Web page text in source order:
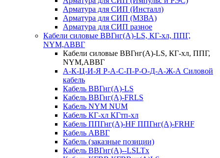
Арматура для СИП (Инсталл)
Арматура для СИП (МЗВА)
Арматура для СИП разное
Кабели силовые ВВГнг(А)-LS, КГ-хл, ППГ,
NYM,АВВГ
Кабели силовые ВВГнг(А)-LS, КГ-хл, ППГ,
NYM,АВВГ
А-К-Ц-И-Я Р-А-С-П-Р-О-Д-А-Ж-А Силовой
кабель
Кабель ВВГнг(А)-LS
Кабель ВВГнг(А)-FRLS
Кабель NYM NUM
Кабель КГ-хл КГтп-хл
Кабель ППГнг(А)-HF ППГнг(А)-FRHF
Кабель АВВГ
Кабель (заказные позиции)
Кабель ВВГнг(А)--LSLTx